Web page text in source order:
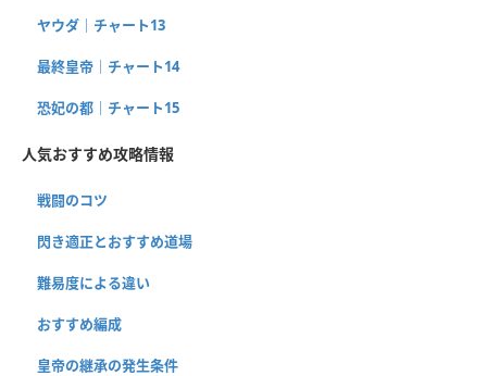
ヤウダ｜チャート13
最終皇帝｜チャート14
恐妃の都｜チャート15
人気おすすめ攻略情報
戦闘のコツ
閃き適正とおすすめ道場
難易度による違い
おすすめ編成
皇帝の継承の発生条件